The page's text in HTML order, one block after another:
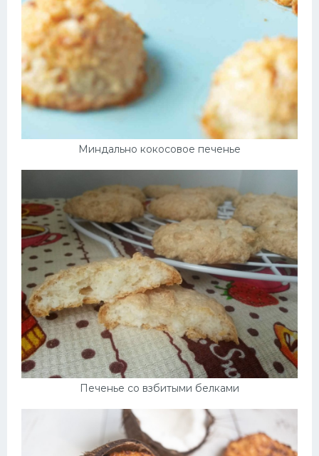
Миндально кокосовое печенье
Печенье со взбитыми белками